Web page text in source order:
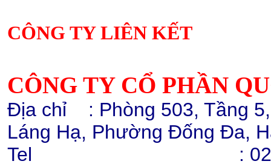
Chi tiết
CÔNG TY LIÊN KẾT
CÔNG TY CỔ PHẦN
Địa chỉ
: Phòng 503, Tầng
Láng Hạ, Phường Đống Đa,
Tel :